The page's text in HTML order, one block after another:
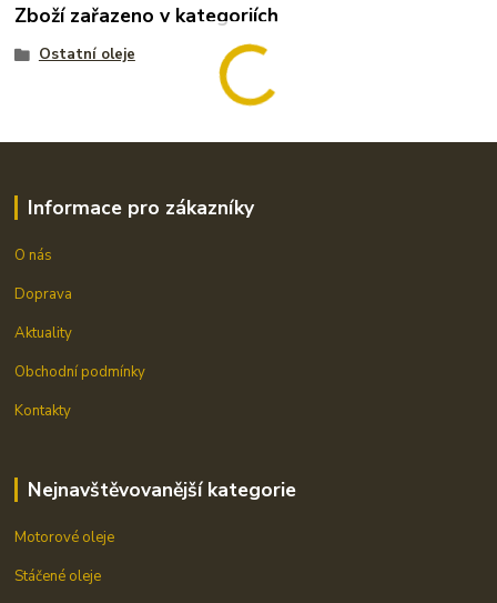
Zboží zařazeno v kategoriích
Ostatní oleje
Informace pro zákazníky
O nás
Doprava
Aktuality
Obchodní podmínky
Kontakty
Nejnavštěvovanější kategorie
Motorové oleje
Stáčené oleje